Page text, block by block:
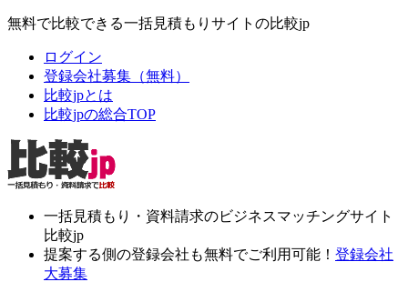
無料で比較できる一括見積もりサイトの比較jp
ログイン
登録会社募集（無料）
比較jpとは
比較jpの総合TOP
一括見積もり・資料請求のビジネスマッチングサイト
比較jp
提案する側の登録会社も無料でご利用可能！ 登録会社
大募集